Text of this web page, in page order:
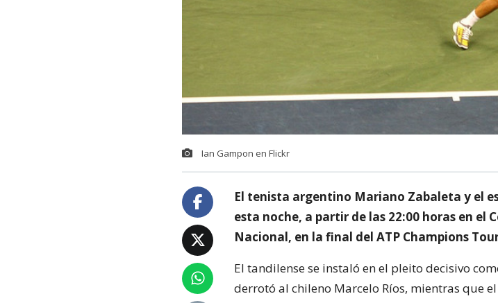
Ian Gampon en Flickr
El tenista argentino Mariano Zabaleta y el
esta noche, a partir de las 22:00 horas en el
Nacional, en la final del ATP Champions
El tandilense se instaló en el pleito decisivo
derrotó al chileno Marcelo Ríos, mientras que